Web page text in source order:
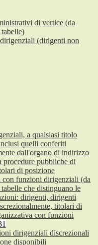
di vertice (da
(dirigenti non
a qualsiasi titolo
quelli conferiti
dall'organo di indirizzo
procedure pubbliche di
di posizione
con funzioni dirigenziali (da
che distinguano le
dirigenti, dirigenti
titolari di
con funzioni
dirigenziali discrezionali
disponibili